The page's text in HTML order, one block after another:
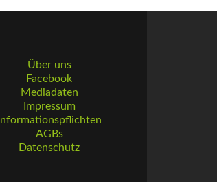
Über uns
Facebook
Mediadaten
Impressum
Informationspflichten
AGBs
Datenschutz